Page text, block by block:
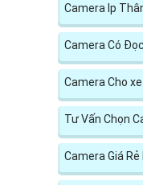
Camera Ip
Camera Có
Camera Cho
Tư Vấn Chọn
Camera Giá Rẻ